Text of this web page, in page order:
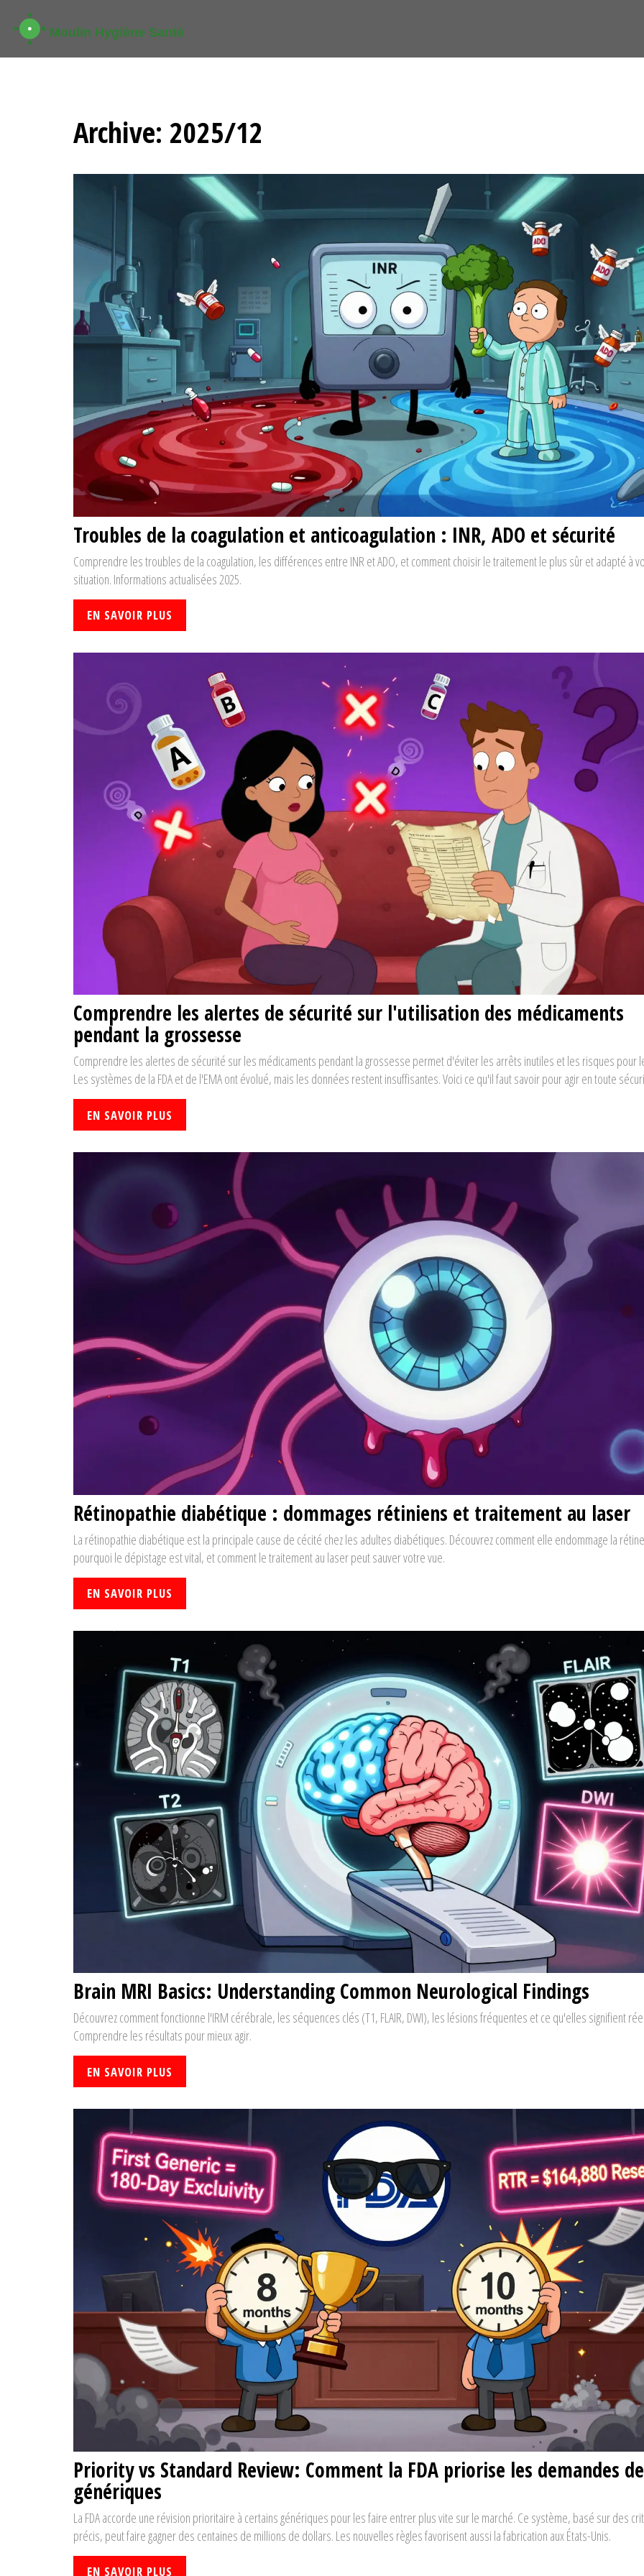
Archive: 2025/12
Troubles de la coagulation et anticoagulation : INR, ADO et sécurité
Comprendre les troubles de la coagulation, les différences entre INR et ADO, et comment choisir le traitement le plus sûr et adapté à
situation. Informations actualisées 2025.
EN SAVOIR PLUS
Comprendre les alertes de sécurité sur l'utilisation des médicaments
pendant la grossesse
Comprendre les alertes de sécurité sur les médicaments pendant la grossesse permet d'éviter les arrêts inutiles et les risques pour
Les systèmes de la FDA et de l'EMA ont évolué, mais les données restent insuffisantes. Voici ce qu'il faut savoir pour agir en toute
EN SAVOIR PLUS
Rétinopathie diabétique : dommages rétiniens et traitement au laser
La rétinopathie diabétique est la principale cause de cécité chez les adultes diabétiques. Découvrez comment elle endommage la
pourquoi le dépistage est vital, et comment le traitement au laser peut sauver votre vue.
EN SAVOIR PLUS
Brain MRI Basics: Understanding Common Neurological Findings
Découvrez comment fonctionne l'IRM cérébrale, les séquences clés (T1, FLAIR, DWI), les lésions fréquentes et ce qu'elles signifient
Comprendre les résultats pour mieux agir.
EN SAVOIR PLUS
Priority vs Standard Review: Comment la FDA priorise les demandes de
génériques
La FDA accorde une révision prioritaire à certains génériques pour les faire entrer plus vite sur le marché. Ce système, basé sur des
précis, peut faire gagner des centaines de millions de dollars. Les nouvelles règles favorisent aussi la fabrication aux États-Unis.
EN SAVOIR PLUS